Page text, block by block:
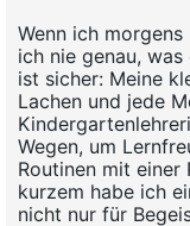
Wenn ich
ich nie genau,
ist sicher: Meine
Lachen und jede
Wegen, um
Routinen mit einer
kurzem habe ich
nicht nur für